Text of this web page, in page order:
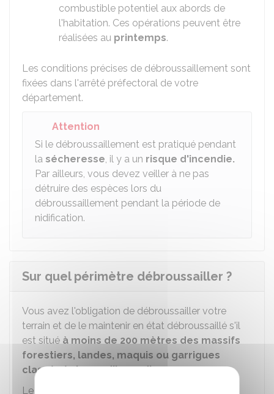
combustible potentiel aux abords de
l'habitation. Ces opérations peuvent être
réalisées au printemps.
Les conditions précises de débroussaillement sont
fixées dans l'arrêté préfectoral de votre
département.
Attention
Si le débroussaillement est pratiqué pendant
la sécheresse, il y a un risque d'incendie.
Par ailleurs, vous devez veiller à ne pas
détruire des espèces lors du
débroussaillement pendant la période de
nidification.
Sur quel périmètre débroussailler ?
Vous avez l'obligation de débroussailler votre
terrain et de le maintenir en état débroussaillé s'il
est situé à moins de 200 mètres des massifs
forestiers, landes, maquis ou garrigues
classés à risque d'incendie.
Le débroussaillement doit être réalisé autour de